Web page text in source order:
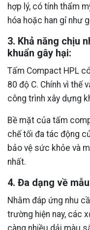
hợp lý, có tính thẩm
hóa hoặc han gỉ như
3. Khả năng chịu
khuẩn gây hại:
Tấm Compact HPL
80 độ C. Chính vì thế
công trình xây dựng
Bề mặt của tấm
chế tối đa tác động
bảo vệ sức khỏe và
nhất.
4. Đa dạng về
Nhằm đáp ứng nhu
trường hiện nay, các
càng nhiều dải màu